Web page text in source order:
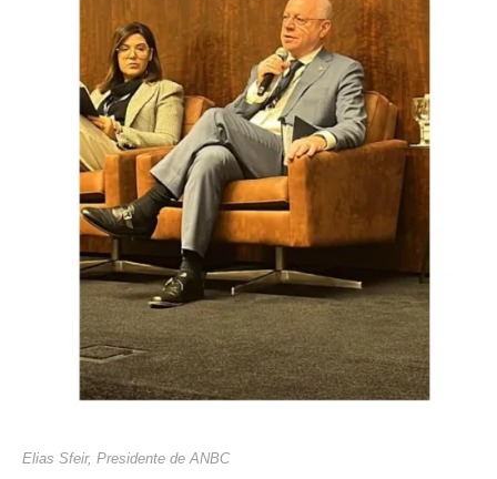
Elias Sfeir, Presidente de ANBC